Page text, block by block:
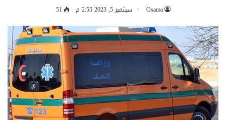
Osama سبتمبر 5, 2023 2:55 م 51